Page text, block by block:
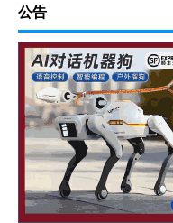
公告